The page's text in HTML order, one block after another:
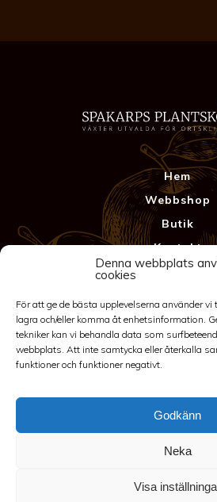
Denna webbplats
cookies
För att ge de bästa upplevelserna använder
lagra och/eller komma åt enhetsinformation.
tekniker kan vi behandla data som
webbplats. Att inte samtycka eller återkalla
funktioner och funktioner negativt.
Godkänn
Neka
Visa
Hem
Webbshop
Butik
Kontakt
Anläggning
©2026 Spakarps